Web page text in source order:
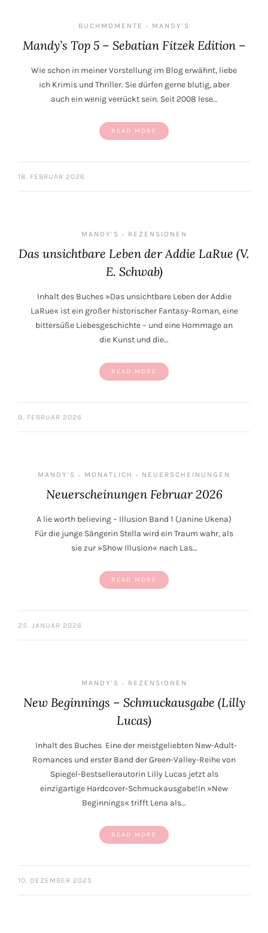
BUCHMOMENTE • MANDY'S
Mandy’s Top 5 – Sebatian Fitzek Edition –
Wie schon in meiner Vorstellung im Blog erwähnt, liebe
ich Krimis und Thriller. Sie dürfen gerne blutig, aber
auch ein wenig verrückt sein. Seit 2008 lese…
READ MORE
18. FEBRUAR 2026
MANDY'S • REZENSIONEN
Das unsichtbare Leben der Addie LaRue (V.
E. Schwab)
Inhalt des Buches »Das unsichtbare Leben der Addie
LaRue« ist ein großer historischer Fantasy-Roman, eine
bittersüße Liebesgeschichte – und eine Hommage an
die Kunst und die…
READ MORE
9. FEBRUAR 2026
MANDY'S • MONATLICH • NEUERSCHEINUNGEN
Neuerscheinungen Februar 2026
A lie worth believing – Illusion Band 1 (Janine Ukena)
Für die junge Sängerin Stella wird ein Traum wahr, als
sie zur »Show Illusion« nach Las…
READ MORE
25. JANUAR 2026
MANDY'S • REZENSIONEN
New Beginnings – Schmuckausgabe (Lilly
Lucas)
Inhalt des Buches Eine der meistgeliebten New-Adult-
Romances und erster Band der Green-Valley-Reihe von
Spiegel-Bestsellerautorin Lilly Lucas jetzt als
einzigartige Hardcover-Schmuckausgabe!In »New
Beginnings« trifft Lena als…
READ MORE
10. DEZEMBER 2025